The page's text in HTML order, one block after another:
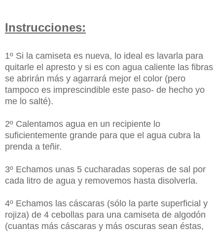
Instrucciones:
1º Si la camiseta es nueva, lo ideal es lavarla para
quitarle el apresto y si es con agua caliente las fibras
se abrirán más y agarrará mejor el color (pero
tampoco es imprescindible este paso- de hecho yo
me lo salté).
2º Calentamos agua en un recipiente lo
suficientemente grande para que el agua cubra la
prenda a teñir.
3º Echamos unas 5 cucharadas soperas de sal por
cada litro de agua y removemos hasta disolverla.
4º Echamos las cáscaras (sólo la parte superficial y
rojiza) de 4 cebollas para una camiseta de algodón
(cuantas más cáscaras y más oscuras sean éstas,